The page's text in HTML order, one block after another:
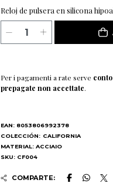
Reloj de pulsera en silicona
Per i pagamenti a rate serve
prepagate non accettate.
EAN: 8053806992378
COLECCIÓN: CALIFORNIA
MATERIAL: ACCIAIO
SKU: CF004
COMPARTE: